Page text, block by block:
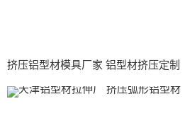
挤压铝型材模具厂家 铝型材挤压定制